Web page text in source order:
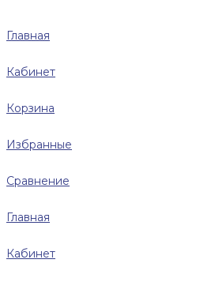
Главная
Кабинет
Корзина
Избранные
Сравнение
Главная
Кабинет